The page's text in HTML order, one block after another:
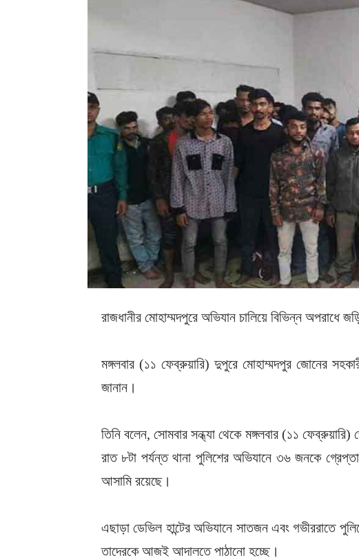
রাজধানীর মোহাম্মদপুরে অভিযান চালিয়ে বিভিন্ন অপরাধে
মঙ্গলবার (১১ ফেব্রুয়ারি) দুপুরে মোহাম্মদপুর জোনের
জানান।
তিনি বলেন, সোমবার সন্ধ্যা থেকে মঙ্গলবার (১১
রাত ৮টা পর্যন্ত থানা পুলিশের অভিযানে ৩৬ জনকে
আসামি রয়েছে।
এছাড়া ডেভিল হান্টের অভিযানে সাতজন এবং গভীররাতে
তাদেরকে আজই আদালতে পাঠানো হচ্ছে।